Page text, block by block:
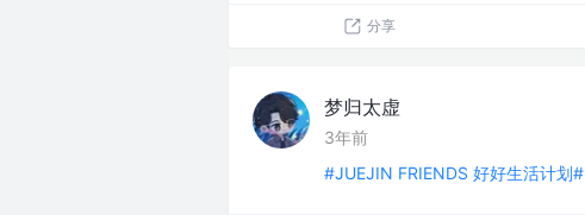
分享
梦归太虚
3年前
#JUEJIN FRIENDS 好好生活计划#